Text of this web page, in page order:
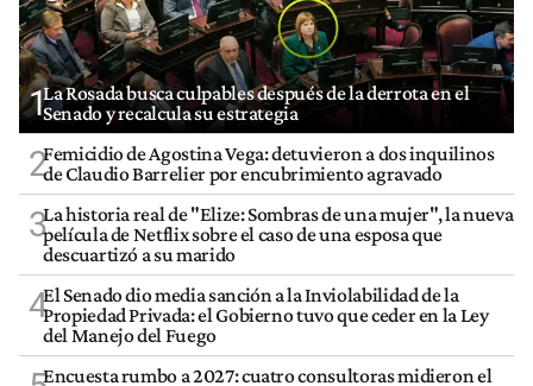
1La Rosada busca culpables después de la derrota en el
Senado y recalcula su estrategia
2Femicidio de Agostina Vega: detuvieron a dos inquilinos
de Claudio Barrelier por encubrimiento agravado
3La historia real de "Elize: Sombras de una mujer", la nueva
película de Netflix sobre el caso de una esposa que
descuartizó a su marido
4El Senado dio media sanción a la Inviolabilidad de la
Propiedad Privada: el Gobierno tuvo que ceder en la Ley
del Manejo del Fuego
Encuesta rumbo a 2027: cuatro consultoras midieron el